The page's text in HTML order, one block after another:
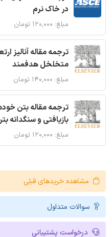
در خاک نرم
مبلغ: ۱۲۰,۰۰۰ تومان
ترجمه مقاله آنالیز
متخلخل هدفمند
مبلغ: ۱۴۰,۰۰۰ تومان
ترجمه مقاله بتن
بازیافتی و سنگدانه
مبلغ: ۱۲۰,۰۰۰ تومان
مشاهده خریدهای قبلی
سوالات متداول
درخواست پشتیبانی